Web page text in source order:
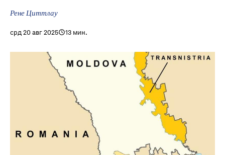
Рене Циттлау
срд 20 авг 2025 13 мин.